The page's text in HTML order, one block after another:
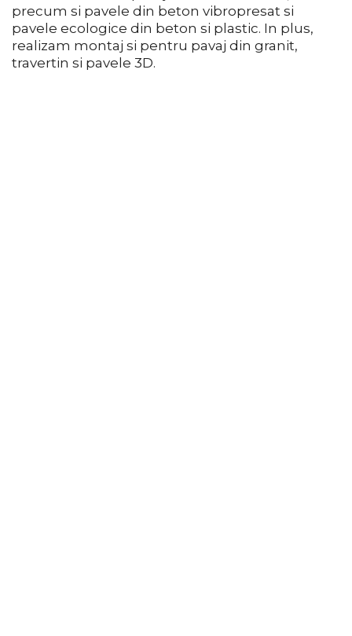
precum si pavele din beton vibropresat si
pavele ecologice din beton si plastic. In plus,
realizam montaj si pentru pavaj din granit,
travertin si pavele 3D.